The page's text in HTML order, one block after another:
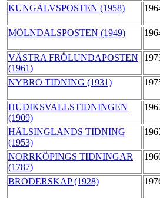
KUNGÄLVSPOSTEN (1958)
MÖLNDALSPOSTEN (1949)
VÄSTRA FRÖLUNDAPOSTEN
(1961)
NYBRO TIDNING (1931)
HUDIKSVALLSTIDNINGEN
(1909)
HÄLSINGLANDS TIDNING
(1953)
NORRKÖPINGS TIDNINGAR
(1787)
BRODERSKAP (1928)